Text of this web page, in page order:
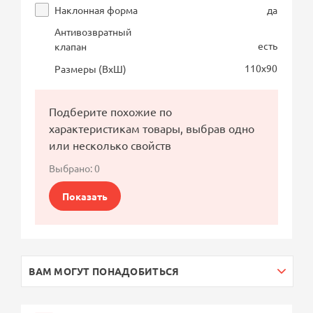
Наклонная форма
да
Антивозвратный
клапан
есть
Размеры (ВхШ)
110х90
Подберите похожие по
характеристикам товары, выбрав одно
или несколько свойств
Выбрано:0
Показать
ВАМ МОГУТ ПОНАДОБИТЬСЯ